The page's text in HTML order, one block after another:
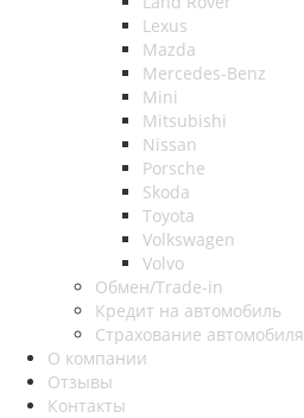
Lexus
Mazda
Mercedes-Benz
Mini
Mitsubishi
Nissan
Porsche
Skoda
Toyota
Volkswagen
Volvo
Обмен/Trade-in
Кредит на автомобиль
Страхование автомобиля
О компании
Отзывы
Контакты